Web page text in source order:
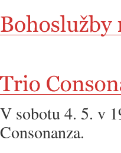
V sobotu 4. 5. v
Consonanza.